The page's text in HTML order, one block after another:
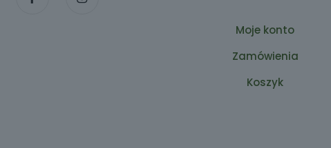
Moje konto
Zamówienia
Koszyk